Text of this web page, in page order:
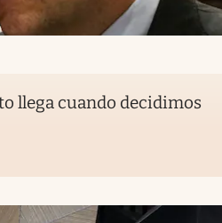
llega cuando decidimos